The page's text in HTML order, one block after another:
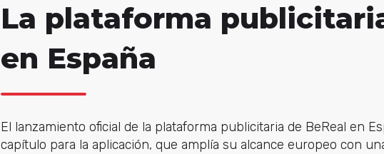
La plataforma
en España
El lanzamiento oficial de la plataforma publicitaria de BeReal en
capítulo para la aplicación, que amplía su alcance europeo con